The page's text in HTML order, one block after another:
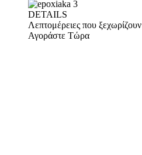
DETAILS
Λεπτομέρειες που ξεχωρίζουν
Αγοράστε Τώρα